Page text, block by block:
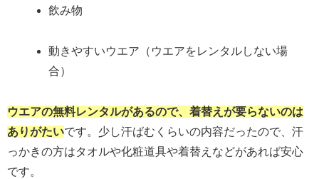
飲み物
動きやすいウエア（ウエアをレンタルしない場
合）
ウエアの無料レンタルがあるので、着替えが要らないのは
ありがたいです。少し汗ばむくらいの内容だったので、汗
っかきの方はタオルや化粧道具や着替えなどがあれば安心
です。